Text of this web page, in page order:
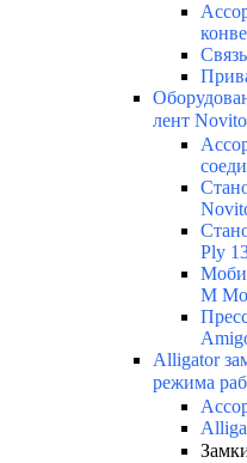
лент
Ply
M
Alligator
режима